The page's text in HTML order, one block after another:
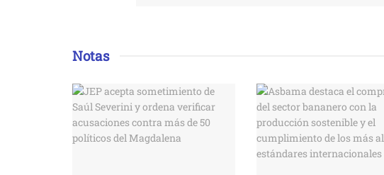
Notas